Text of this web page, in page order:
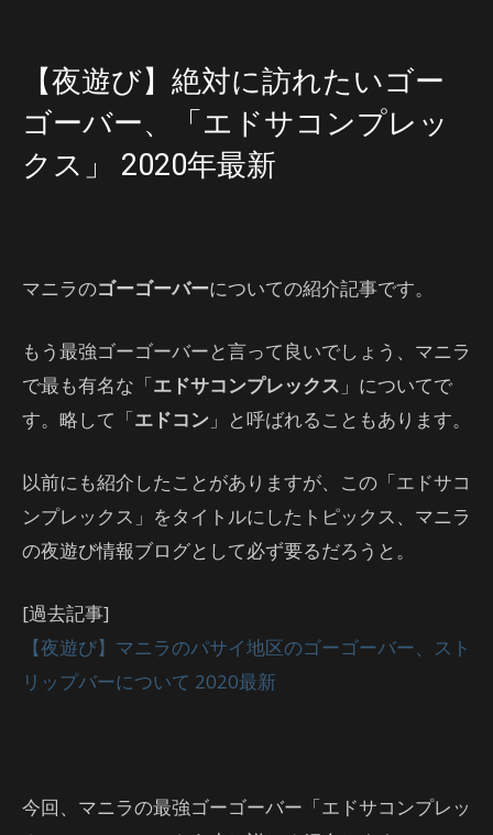
【夜遊び】絶対に訪れたいゴー
ゴーバー、「エドサコンプレッ
クス」 2020年最新
マニラのゴーゴーバーについての紹介記事です。
もう最強ゴーゴーバーと言って良いでしょう、マニラ
で最も有名な「エドサコンプレックス 」についてで
す。略して「エドコン 」と呼ばれることもあります。
以前にも紹介したことがありますが、この「エドサコ
ンプレックス」をタイトルにしたトピックス、マニラ
の夜遊び情報ブログとして必ず要るだろうと。
[過去記事]
【夜遊び】マニラのパサイ地区のゴーゴーバー、スト
リップバーについて 2020最新
今回、マニラの最強ゴーゴーバー「エドサコンプレッ